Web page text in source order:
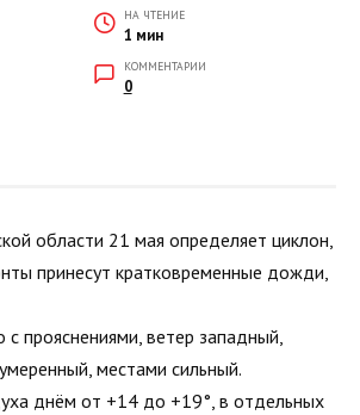
НА ЧТЕНИЕ
1 мин
КОММЕНТАРИИ
0
области 21 мая определяет циклон,
принесут кратковременные дожди,
с прояснениями, ветер западный,
местами сильный.
днём от +14 до +19°, в отдельных